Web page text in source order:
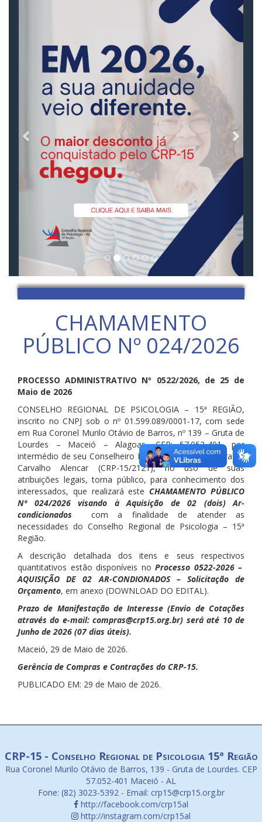
CHAMAMENTO
PÚBLICO Nº 024/2026
PROCESSO ADMINISTRATIVO Nº 0522/2026, de 25 de
Maio de 2026
CONSELHO REGIONAL DE PSICOLOGIA – 15ª REGIÃO,
inscrito no CNPJ sob o nº 01.599.089/0001-17, com sede
em Rua Coronel Murilo Otávio de Barros, nº 139 – Gruta de
Lourdes – Maceió – Alagoas, CEP: 57.052-401, por
intermédio de seu Conselheiro Presidente Manoel Vieira de
Carvalho Alencar (CRP-15/2121), no uso de suas
atribuições legais, torna público, para conhecimento dos
interessados, que realizará esteCHAMAMENTO PÚBLICO
Nº 024/2026 visando à Aquisição de 02 (dois) Ar-
condicionados
com a finalidade de atender as
necessidades do Conselho Regional de Psicologia – 15ª
Região.
A descrição detalhada dos itens e seus respectivos
quantitativos estão disponíveis no Processo 0522-2026 –
AQUISIÇÃO DE 02 AR-CONDIONADOS – Solicitação de
Orçamento, em anexo (DOWNLOAD DO EDITAL).
Prazo de Manifestação de Interesse (Envio de Cotações
através do e-mail: compras@crp15.org.br) será até 10 de
Junho de 2026 (07 dias úteis).
Maceió, 29 de Maio de 2026.
Gerência de Compras e Contrações do CRP-15.
PUBLICADO EM: 29 de Maio de 2026.
CRP-15 - Conselho Regional de Psicologia 15ª Região
Rua Coronel Murilo Otávio de Barros, 139 - Gruta de Lourdes. CEP
57.052-401 Maceió - AL
Fone: (82) 3023-5392 - Email: crp15@crp15.org.br
http://facebook.com/crp15al
http://instagram.com/crp15al